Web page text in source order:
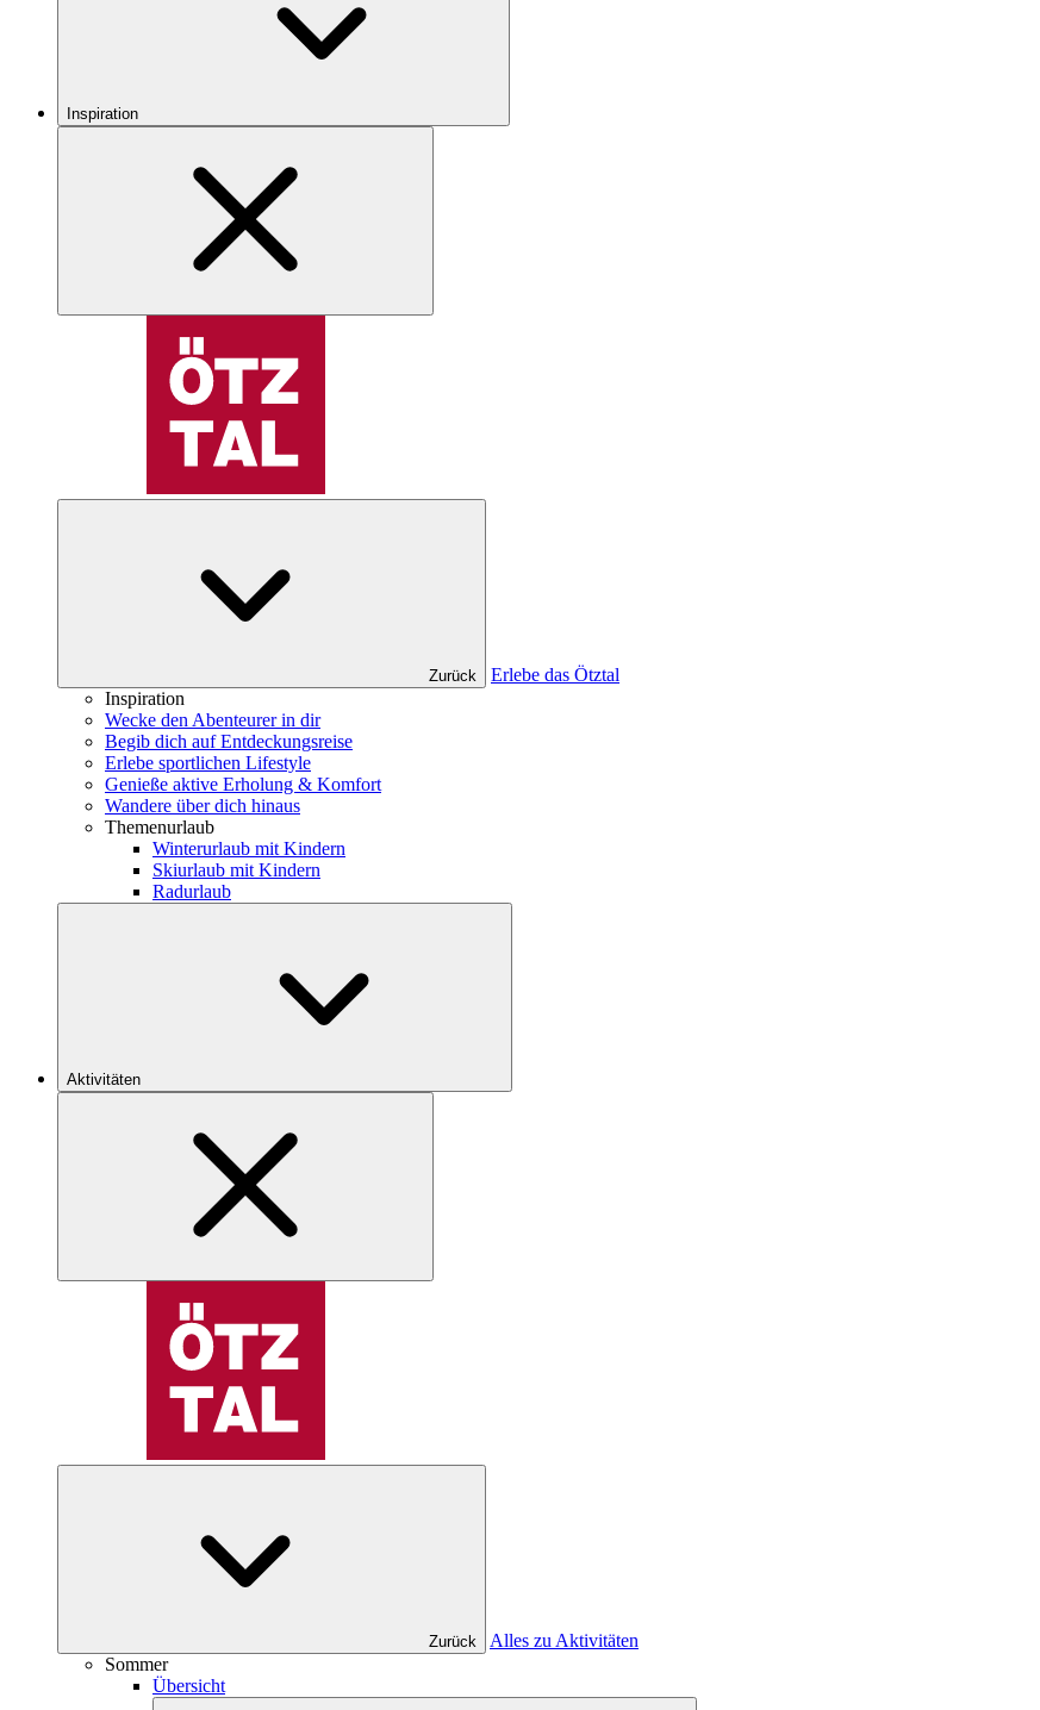
Inspiration
Zurück
Erlebe das Ötztal
Inspiration
Wecke den Abenteurer in dir
Begib dich auf Entdeckungsreise
Erlebe sportlichen Lifestyle
Genieße aktive Erholung & Komfort
Wandere über dich hinaus
Themenurlaub
Winterurlaub mit Kindern
Skiurlaub mit Kindern
Radurlaub
Aktivitäten
Zurück
Alles zu Aktivitäten
Sommer
Übersicht